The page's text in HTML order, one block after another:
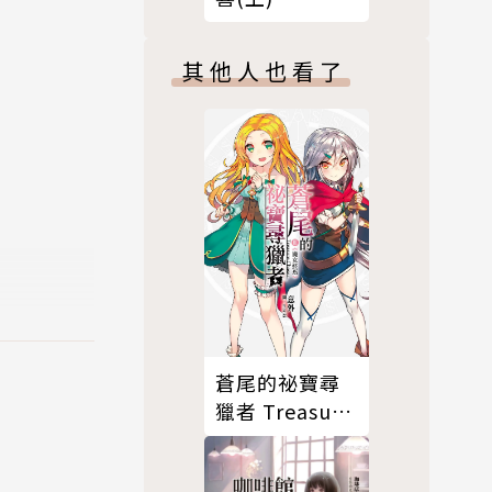
其他人也看了
蒼尾的祕寶尋
獵者 Treasure
chaser(03)